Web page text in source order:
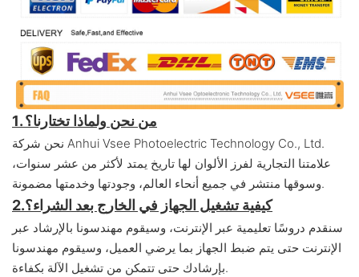
1. من نحن ولماذا تختارنا؟
نحن شركة Anhui Vsee Photoelectric Technology Co., Ltd.
علامتنا التجارية لفرز الألوان لها تاريخ يمتد لأكثر من عشر سنوات،
وسوقها منتشر في جميع أنحاء العالم، وجودتها وخدمتها مضمونة.
2.كيفية تشغيل الجهاز في الخارج بعد الشراء؟
سنقدم دروسًا تعليمية عبر الإنترنت، وسيقوم مهندسونا بالإرشاد عبر
الإنترنت حتى يتم ضبط الجهاز بما يرضي العميل، وسيقوم مهندسونا
بإرشادك حتى تتمكن من تشغيل الآلة بكفاءة.